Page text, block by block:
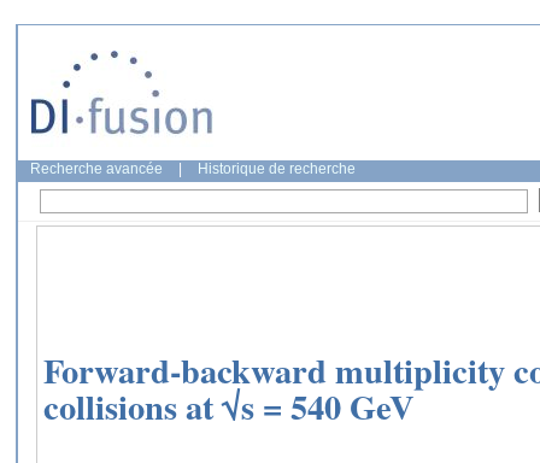
Recherche avancée Historique de recherche
Forward-backward multiplicity
collisions at √s = 540 GeV